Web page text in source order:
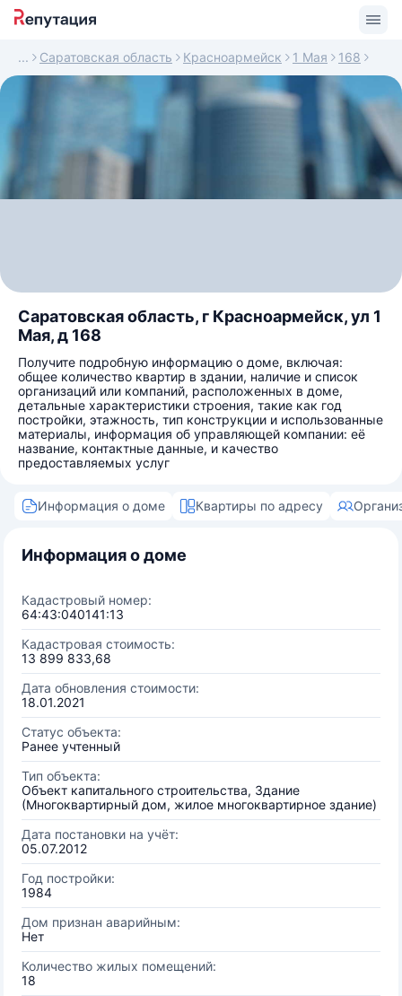
Саратовская область Красноармейск 1 Мая 168
Саратовская область, г Красноармейск, ул 1
Мая, д 168
Получите подробную информацию о доме, включая:
общее количество квартир в здании, наличие и список
организаций или компаний, расположенных в доме,
детальные характеристики строения, такие как год
постройки, этажность, тип конструкции и использованные
материалы, информация об управляющей компании: её
название, контактные данные, и качество
предоставляемых услуг
Информация о доме Квартиры по адресу
Информация о доме
Кадастровый номер:
64:43:040141:13
Кадастровая стоимость:
13 899 833,68
Дата обновления стоимости:
18.01.2021
Статус объекта:
Ранее учтенный
Тип объекта:
Объект капитального строительства, Здание
(Многоквартирный дом, жилое многоквартирное здание)
Дата постановки на учёт:
05.07.2012
Год постройки:
1984
Дом признан аварийным:
Нет
Количество жилых помещений:
18